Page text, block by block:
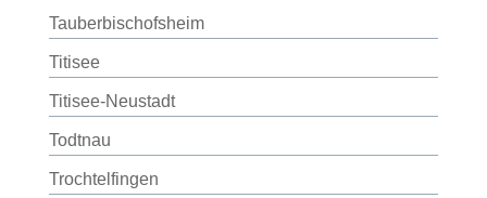
Tauberbischofsheim
Titisee
Titisee-Neustadt
Todtnau
Trochtelfingen